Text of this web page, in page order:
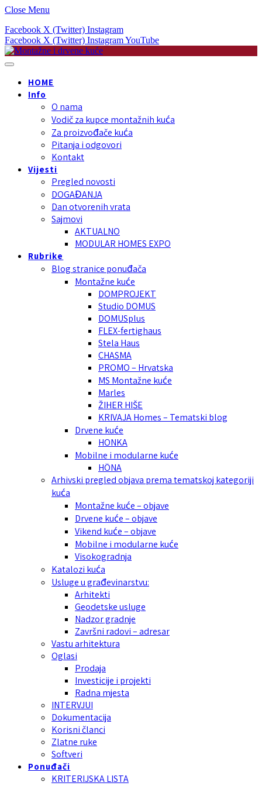
Close Menu
Facebook X (Twitter) Instagram
Facebook X (Twitter) InstagramYouTube
HOME
Info
O nama
Vodič za kupce montažnih kuća
Za proizvođače kuća
Pitanja i odgovori
Kontakt
Vijesti
Pregled novosti
DOGAĐANJA
Dan otvorenih vrata
Sajmovi
AKTUALNO
MODULAR HOMES EXPO
Rubrike
Blog stranice ponuđača
Montažne kuće
DOMPROJEKT
Studio DOMUS
DOMUSplus
FLEX-fertighaus
Stela Haus
CHASMA
PROMO – Hrvatska
MS Montažne kuće
Marles
ŽIHER HIŠE
KRIVAJA Homes – Tematski blog
Drvene kuće
HONKA
Mobilne i modularne kuće
HÖNA
Arhivski pregled objava prema tematskoj kategoriji
kuća
Montažne kuće – objave
Drvene kuće – objave
Vikend kuće – objave
Mobilne i modularne kuće
Visokogradnja
Katalozi kuća
Usluge u građevinarstvu:
Arhitekti
Geodetske usluge
Nadzor gradnje
Završni radovi – adresar
Vastu arhitektura
Oglasi
Prodaja
Investicije i projekti
Radna mjesta
INTERVJUI
Dokumentacija
Korisni članci
Zlatne ruke
Softveri
Ponuđači
KRITERIJSKA LISTA